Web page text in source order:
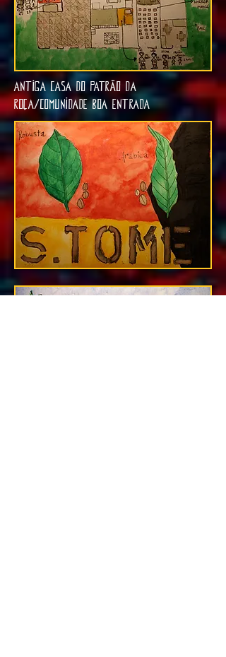
Antiga casa do patrão da
roça/comunidade boa entrada